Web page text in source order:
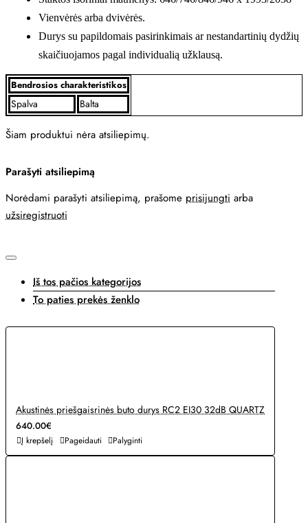
Vienvėrės arba dvivėrės.
Durys su papildomais pasirinkimais ar nestandartinių dydžių
skaičiuojamos pagal individualią užklausą.
Bendrosios charakteristikos
Spalva Balta
Šiam produktui nėra atsiliepimų.
Parašyti atsiliepimą
Norėdami parašyti atsiliepimą, prašome prisijungti arba
užsiregistruoti
Iš tos pačios kategorijos
To paties prekės ženklo
Akustinės priešgaisrinės buto durys RC2 EI30 32dB QUARTZ
640.00€
Į krepšelį Pageidauti Palyginti